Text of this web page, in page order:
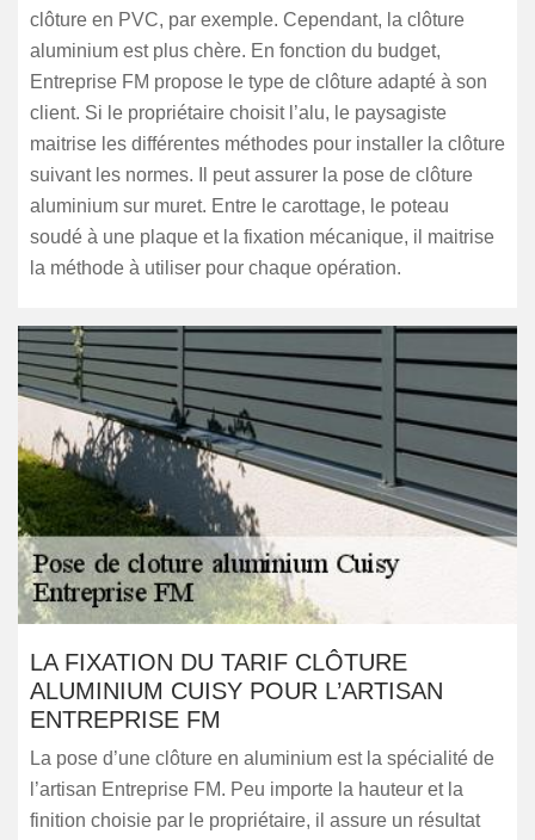
clôture en PVC, par exemple. Cependant, la clôture
aluminium est plus chère. En fonction du budget,
Entreprise FM propose le type de clôture adapté à son
client. Si le propriétaire choisit l’alu, le paysagiste
maitrise les différentes méthodes pour installer la clôture
suivant les normes. Il peut assurer la pose de clôture
aluminium sur muret. Entre le carottage, le poteau
soudé à une plaque et la fixation mécanique, il maitrise
la méthode à utiliser pour chaque opération.
LA FIXATION DU TARIF CLÔTURE
ALUMINIUM CUISY POUR L’ARTISAN
ENTREPRISE FM
La pose d’une clôture en aluminium est la spécialité de
l’artisan Entreprise FM. Peu importe la hauteur et la
finition choisie par le propriétaire, il assure un résultat